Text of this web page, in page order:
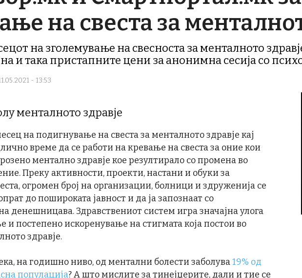
на свеста за
на зголемување на свесноста за менталното
и така пристапните цени за анонимна сесија со
- 13:53
менталното здравје
на подигнување на свеста за менталното здравје кај
време да се работи на кревање на свеста за оние кои
ментално здравје кое резултирало со промена во
Преку активности, проекти, настани и обуки за
огромен број на организации, болници и здруженија се
до пошироката јавност и да ја запознаат со
денешницава. Здравствениот систем игра значајна улога
и постепено искоренување на стигмата која постои во
здравје.
на годишно ниво, од ментални болести заболува19% од
популација? А што мислите за тинејџерите, дали и тие се